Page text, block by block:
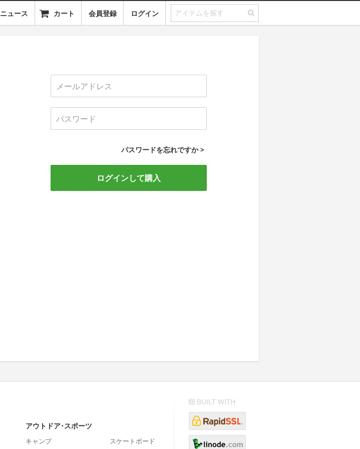
ニュース カート 会員登録 ログイン
パスワードを忘れですか >
ログインして購入
アウトドア･スポーツ
キャンプ
スケートボード
BUILT WITH